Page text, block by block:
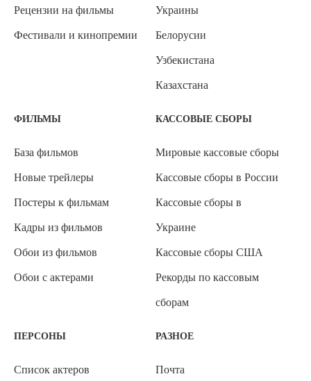
Рецензии на фильмы
Фестивали и кинопремии
Украины
Белорусии
Узбекистана
Казахстана
ФИЛЬМЫ
База фильмов
Новые трейлеры
Постеры к фильмам
Кадры из фильмов
Обои из фильмов
Обои с актерами
КАССОВЫЕ СБОРЫ
Мировые кассовые сборы
Кассовые сборы в России
Кассовые сборы в
Украине
Кассовые сборы США
Рекорды по кассовым
сборам
ПЕРСОНЫ
Список актеров
РАЗНОЕ
Почта